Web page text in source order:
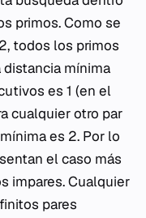
primos. Como se
todos los primos
distancia mínima
es 1 (en el
cualquier otro par
es 2. Por lo
el caso más
impares. Cualquier
pares